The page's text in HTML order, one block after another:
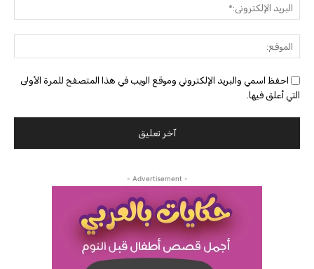
احفظ اسمي والبريد الإلكتروني وموقع الويب في هذا المتصفح للمرة الأولى
التي أعلق فيها.
- Advertisement -